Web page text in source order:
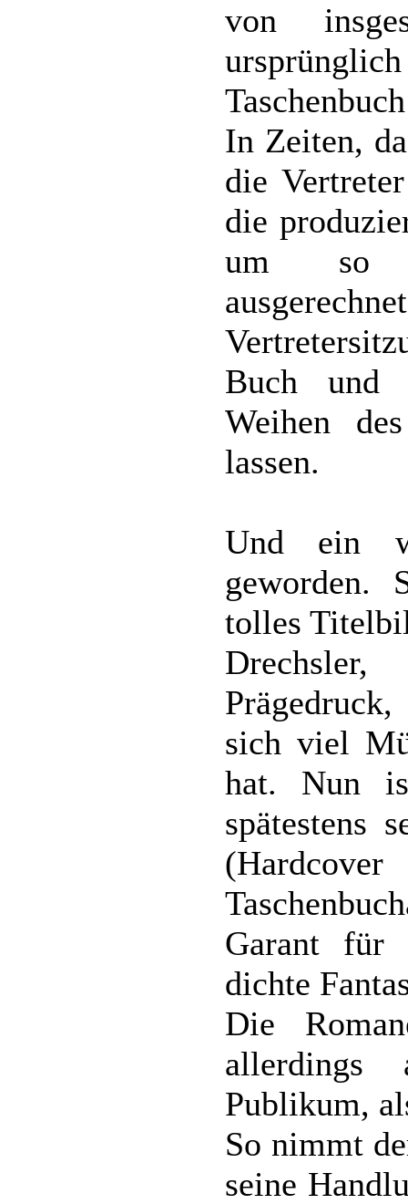
von
In Zeiten,
die
die
um so
Buch und
Weihen
lassen.
Und ein
geworden.
tolles
sich viel
hat. Nun
spätestens
Garant für
dichte
Die
Publikum,
So nimmt
seine